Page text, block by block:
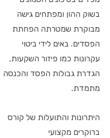
בשוק ההון ומפתחים גישה
מבוקרת שמטרתה הפחתת
הפסדים. באים לידי ביטוי
עקרונות כמו פיזור השקעות,
הגדרת גבולות הפסד והכנסה
מתמדת.
היתרונות והתועלות של קורס
ברוקרים מקצועי